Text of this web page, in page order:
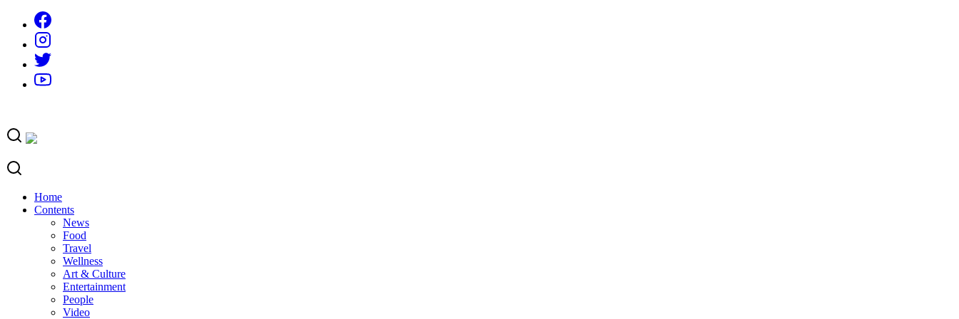
content
Home
Contents
News
Food
Travel
Wellness
Art & Culture
Entertainment
People
Video